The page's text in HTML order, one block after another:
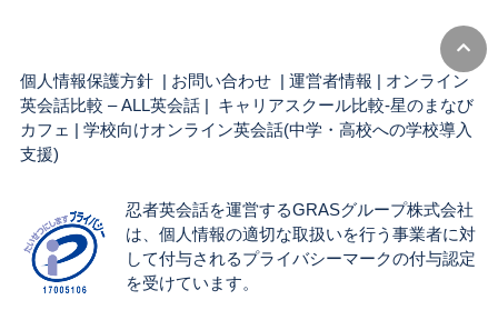
個人情報保護方針| お問い合わせ| 運営者情報
オンライン
英会話比較 – ALL英会話| キャリアスクール比較-星のまなび
カフェ | 学校向けオンライン英会話(中学・高校への学校導入
支援)
忍者英会話を運営するGRASグループ株式会社
は、個人情報の適切な取扱いを行う事業者に対
して付与されるプライバシーマークの付与認定
を受けています。